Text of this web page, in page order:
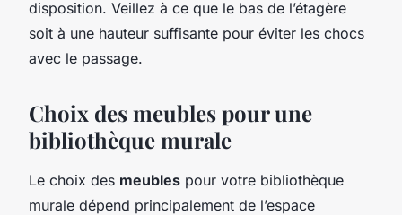
disposition. Veillez à ce que le bas de l’étagère
soit à une hauteur suffisante pour éviter les chocs
avec le passage.
Choix des meubles pour une
bibliothèque murale
Le choix des meubles pour votre bibliothèque
murale dépend principalement de l’espace